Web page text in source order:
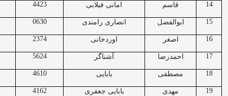
14 قاسم امانی فیلابی 4423
15 ابوالفضل انصاری رامندی 0630
16 اصغر اوردخانی 2374
17 احمدرضا آشناگر 5624
18 مصطفی بابایی 4610
19 مهدی بابایی جعفری 4162